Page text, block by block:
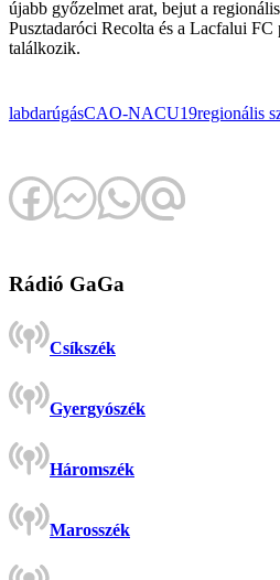
újabb győzelmet arat, bejut a
Pusztadaróci Recolta és a Lacfalui
találkozik.
labdarúgásCAO-NACU19regionális
Rádió GaGa
Csíkszék
Gyergyószék
Háromszék
Marosszék